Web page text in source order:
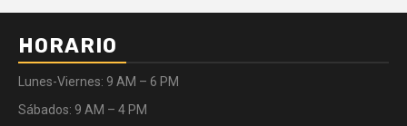
HORARIO
Lunes-Viernes: 9 AM – 6 PM
Sábados: 9 AM – 4 PM